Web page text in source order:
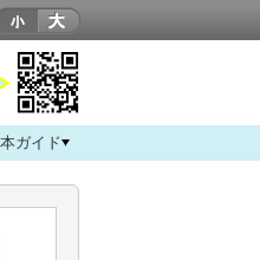
ガイド